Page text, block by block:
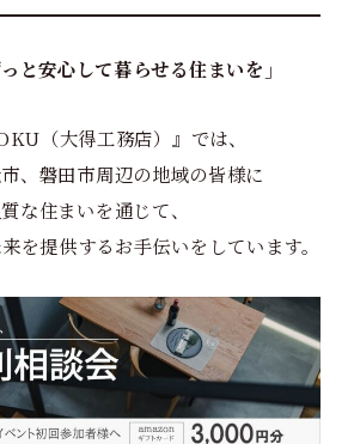
っと安心して暮らせる住まいを」
（大得工務店）』では、
、磐田市周辺の地域の皆様に
な住まいを通じて、
を提供するお手伝いをしています。